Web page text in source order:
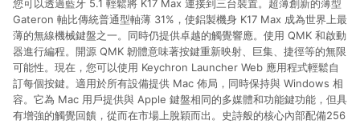
您可以透過藍牙 5.1 輕鬆將 K17 Max 連接到三台裝置。超薄創新的薄型
Gateron 軸比傳統普通型軸薄 31%，使鋁製機身 K17 Max 成為世界上最
薄的無線機械鍵盤之一。同時仍提供卓越的觸覺響應。使用 QMK 和啟動
器進行編程。開源 QMK 韌體意味著按鍵重新映射、巨集、捷徑等的無限
可能性。現在，您可以使用 Keychron Launcher Web 應用程式輕鬆自
訂每個按鍵。適用於所有設備提供 Mac 佈局，同時保持與 Windows 相
容。它為 Mac 用戶提供與 Apple 鍵盤相同的多媒體和功能鍵功能，但具
有增強的觸覺回饋，從而在市場上脫穎而出。史詩般的核心內部配備256